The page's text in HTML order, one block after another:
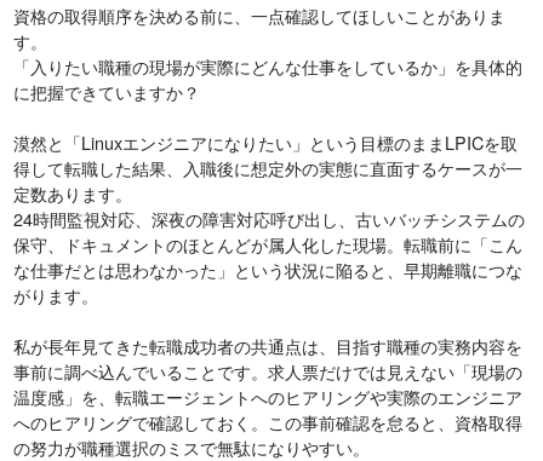
資格の取得順序を決める前に、一点確認してほしいことがありま
す。
「入りたい職種の現場が実際にどんな仕事をしているか」を具体的
に把握できていますか？
漠然と「Linuxエンジニアになりたい」という目標のままLPICを取
得して転職した結果、入職後に想定外の実態に直面するケースが一
定数あります。
24時間監視対応、深夜の障害対応呼び出し、古いバッチシステムの
保守、ドキュメントのほとんどが属人化した現場。転職前に「こん
な仕事だとは思わなかった」という状況に陥ると、早期離職につな
がります。
私が長年見てきた転職成功者の共通点は、目指す職種の実務内容を
事前に調べ込んでいることです。求人票だけでは見えない「現場の
温度感」を、転職エージェントへのヒアリングや実際のエンジニア
へのヒアリングで確認しておく。この事前確認を怠ると、資格取得
の努力が職種選択のミスで無駄になりやすい。